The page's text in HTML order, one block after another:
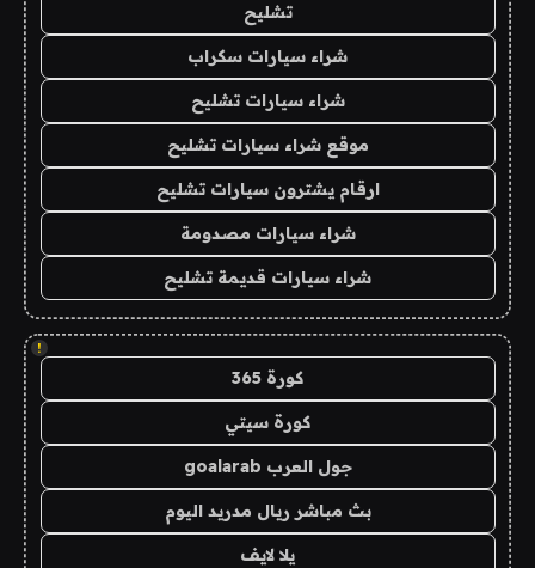
تشليح
شراء سيارات سكراب
شراء سيارات تشليح
موقع شراء سيارات تشليح
ارقام يشترون سيارات تشليح
شراء سيارات مصدومة
شراء سيارات قديمة تشليح
!
كورة 365
كورة سيتي
جول العرب goalarab
بث مباشر ريال مدريد اليوم
يلا لايف